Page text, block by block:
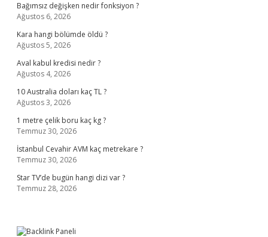
Bağımsız değişken nedir fonksiyon ?
Ağustos 6, 2026
Kara hangi bölümde öldü ?
Ağustos 5, 2026
Aval kabul kredisi nedir ?
Ağustos 4, 2026
10 Australia doları kaç TL ?
Ağustos 3, 2026
1 metre çelik boru kaç kg ?
Temmuz 30, 2026
İstanbul Cevahir AVM kaç metrekare ?
Temmuz 30, 2026
Star TV’de bugün hangi dizi var ?
Temmuz 28, 2026